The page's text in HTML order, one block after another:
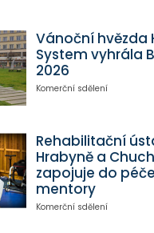
Vánoční hvězda
System vyhrála
2026
Komerční sdělení
Rehabilitační
Hrabyně a
zapojuje do
mentory
Komerční sdělení